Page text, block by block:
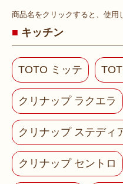
商品名をクリックすると、使用
キッチン
TOTO ミッテ
クリナップ ラクエラ
クリナップ ステディ
クリナップ セントロ